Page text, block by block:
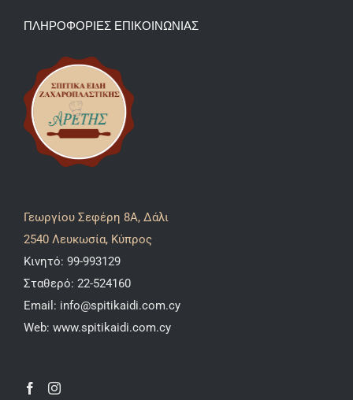
ΠΛΗΡΟΦΟΡΙΕΣ ΕΠΙΚΟΙΝΩΝΙΑΣ
Γεωργίου Σεφέρη 8A, Δάλι
2540 Λευκωσία, Κύπρος
Κινητό: 99-993129
Σταθερό: 22-524160
Email: info@spitikaidi.com.cy
Web: www.spitikaidi.com.cy